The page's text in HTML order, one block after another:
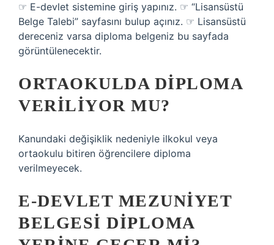
☞ E-devlet sistemine giriş yapınız. ☞ “Lisansüstü
Belge Talebi” sayfasını bulup açınız. ☞ Lisansüstü
dereceniz varsa diploma belgeniz bu sayfada
görüntülenecektir.
ORTAOKULDA DIPLOMA
VERILIYOR MU?
Kanundaki değişiklik nedeniyle ilkokul veya
ortaokulu bitiren öğrencilere diploma
verilmeyecek.
E-DEVLET MEZUNIYET
BELGESI DIPLOMA